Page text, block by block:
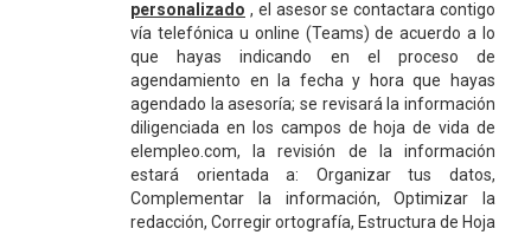
personalizado , el asesor se contactara contigo
vía telefónica u online (Teams) de acuerdo a lo
que hayas indicando en el proceso de
agendamiento en la fecha y hora que hayas
agendado la asesoría; se revisará la información
diligenciada en los campos de hoja de vida de
elempleo.com, la revisión de la información
estará orientada a: Organizar tus datos,
Complementar la información, Optimizar la
redacción, Corregir ortografía, Estructura de Hoja